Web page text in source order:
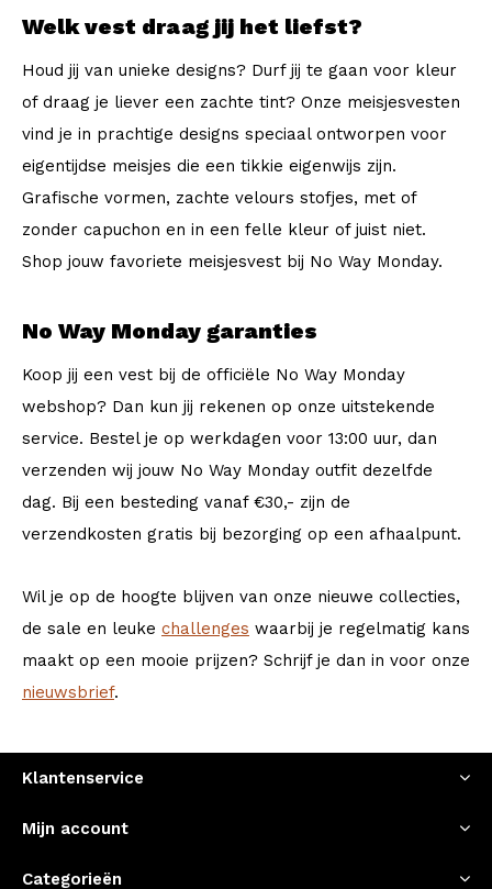
Welk vest draag jij het liefst?
Houd jij van unieke designs? Durf jij te gaan voor kleur
of draag je liever een zachte tint? Onze meisjesvesten
vind je in prachtige designs speciaal ontworpen voor
eigentijdse meisjes die een tikkie eigenwijs zijn.
Grafische vormen, zachte velours stofjes, met of
zonder capuchon en in een felle kleur of juist niet.
Shop jouw favoriete meisjesvest bij No Way Monday.
No Way Monday garanties
Koop jij een vest bij de officiële No Way Monday
webshop? Dan kun jij rekenen op onze uitstekende
service. Bestel je op werkdagen voor 13:00 uur, dan
verzenden wij jouw No Way Monday outfit dezelfde
dag. Bij een besteding vanaf €30,- zijn de
verzendkosten gratis bij bezorging op een afhaalpunt.
Wil je op de hoogte blijven van onze nieuwe collecties,
de sale en leuke challenges waarbij je regelmatig kans
maakt op een mooie prijzen? Schrijf je dan in voor onze
nieuwsbrief.
Klantenservice
Mijn account
Categorieën